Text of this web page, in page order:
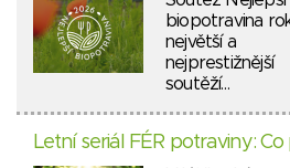
biopotravina
největší a
nejprestižnější
soutěží…
Letní seriál FÉR potraviny: